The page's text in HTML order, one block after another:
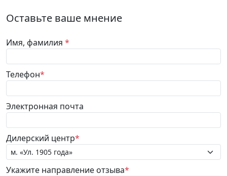
Оставьте ваше мнение
Имя, фамилия *
Телефон*
Электронная почта
Дилерский центр*
Укажите направление отзыва*